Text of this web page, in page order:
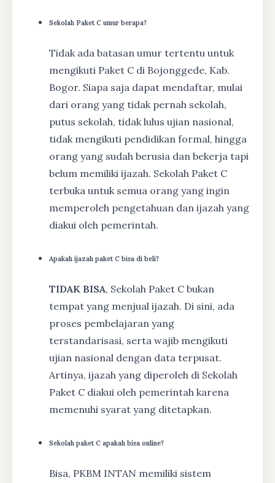
Sekolah Paket C umur berapa?
Tidak ada batasan umur tertentu untuk
mengikuti Paket C di Bojonggede, Kab.
Bogor. Siapa saja dapat mendaftar, mulai
dari orang yang tidak pernah sekolah,
putus sekolah, tidak lulus ujian nasional,
tidak mengikuti pendidikan formal, hingga
orang yang sudah berusia dan bekerja tapi
belum memiliki ijazah. Sekolah Paket C
terbuka untuk semua orang yang ingin
memperoleh pengetahuan dan ijazah yang
diakui oleh pemerintah.
Apakah ijazah paket C bisa di beli?
TIDAK BISA, Sekolah Paket C bukan
tempat yang menjual ijazah. Di sini, ada
proses pembelajaran yang
terstandarisasi, serta wajib mengikuti
ujian nasional dengan data terpusat.
Artinya, ijazah yang diperoleh di Sekolah
Paket C diakui oleh pemerintah karena
memenuhi syarat yang ditetapkan.
Sekolah paket C apakah bisa online?
Bisa, PKBM INTAN memiliki sistem